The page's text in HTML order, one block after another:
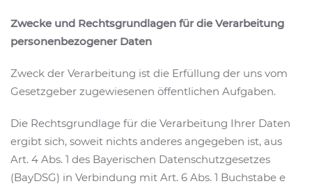
Zwecke und Rechtsgrundlagen für die Verarbeitung
personenbezogener Daten
Zweck der Verarbeitung ist die Erfüllung der uns vom
Gesetzgeber zugewiesenen öffentlichen Aufgaben.
Die Rechtsgrundlage für die Verarbeitung Ihrer Daten
ergibt sich, soweit nichts anderes angegeben ist, aus
Art. 4 Abs. 1 des Bayerischen Datenschutzgesetzes
(BayDSG) in Verbindung mit Art. 6 Abs. 1 Buchstabe e